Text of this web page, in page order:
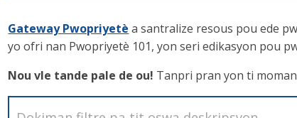
Gateway Pwopriyetè a santralize resous pou ede
yo ofri nan Pwopriyetè 101, yon seri edikasyon pou
Nou vle tande pale de ou! Tanpri pran yon ti